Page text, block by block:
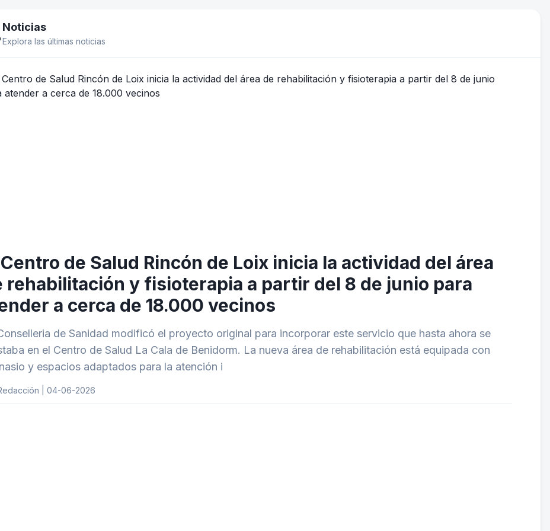
panel lateral
Noticias
Explora las últimas noticias
Centro de Salud Rincón de Loix inicia la actividad del área
rehabilitación y fisioterapia a partir del 8 de junio para
a cerca de 18.000 vecinos
de Sanidad modificó el proyecto original para incorporar este servicio que hasta ahora se
en el Centro de Salud La Cala de Benidorm. La nueva área de rehabilitación está equipada con
y espacios adaptados para la atención i
| 04-06-2026